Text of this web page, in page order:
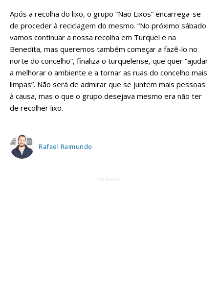
Após a recolha do lixo, o grupo “Não Lixos” encarrega-se
de proceder à reciclagem do mesmo. “No próximo sábado
vamos continuar a nossa recolha em Turquel e na
Benedita, mas queremos também começar a fazê-lo no
norte do concelho”, finaliza o turquelense, que quer “ajudar
a melhorar o ambiente e a tornar as ruas do concelho mais
limpas”. Não será de admirar que se juntem mais pessoas
à causa, mas o que o grupo desejava mesmo era não ter
de recolher lixo.
Rafael Raimundo
AD Footer